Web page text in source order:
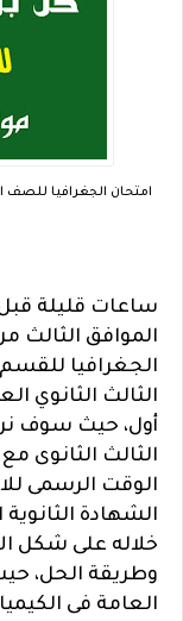
ساعات قليلة قبل
الموافق
الجغرافيا
أول، حيث سوف
الثالث الثانوى
الوقت الرسمى
الشهادة
خلاله على شكل
وطريقة الحل،
العامة فى